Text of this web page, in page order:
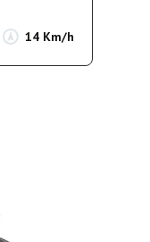
14 Km/h